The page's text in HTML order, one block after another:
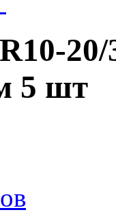
20/
5 шт